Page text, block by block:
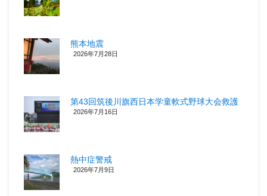
熊本地震
2026年7月28日
第43回筑後川旗西日本学童軟式野球大会救護
2026年7月16日
熱中症警戒
2026年7月9日